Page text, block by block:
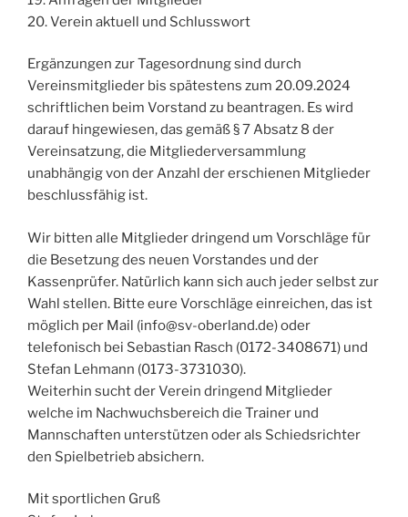
20. Verein aktuell und Schlusswort
Ergänzungen zur Tagesordnung sind durch
Vereinsmitglieder bis spätestens zum 20.09.2024
schriftlichen beim Vorstand zu beantragen. Es wird
darauf hingewiesen, das gemäß § 7 Absatz 8 der
Vereinsatzung, die Mitgliederversammlung
unabhängig von der Anzahl der erschienen Mitglieder
beschlussfähig ist.
Wir bitten alle Mitglieder dringend um Vorschläge für
die Besetzung des neuen Vorstandes und der
Kassenprüfer. Natürlich kann sich auch jeder selbst zur
Wahl stellen. Bitte eure Vorschläge einreichen, das ist
möglich per Mail (info@sv-oberland.de) oder
telefonisch bei Sebastian Rasch (0172-3408671) und
Stefan Lehmann (0173-3731030).
Weiterhin sucht der Verein dringend Mitglieder
welche im Nachwuchsbereich die Trainer und
Mannschaften unterstützen oder als Schiedsrichter
den Spielbetrieb absichern.
Mit sportlichen Gruß